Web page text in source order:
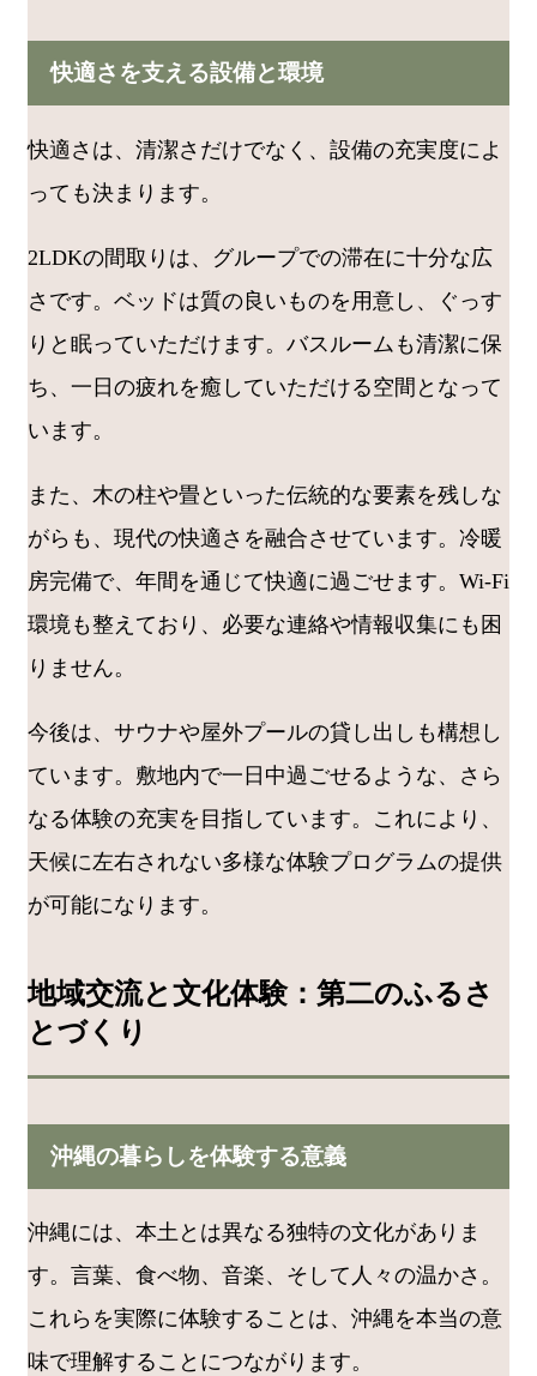
快適さを支える設備と環境
快適さは、清潔さだけでなく、設備の充実度によ
っても決まります。
2LDKの間取りは、グループでの滞在に十分な広
さです。ベッドは質の良いものを用意し、ぐっす
りと眠っていただけます。バスルームも清潔に保
ち、一日の疲れを癒していただける空間となって
います。
また、木の柱や畳といった伝統的な要素を残しな
がらも、現代の快適さを融合させています。冷暖
房完備で、年間を通じて快適に過ごせます。Wi-Fi
環境も整えており、必要な連絡や情報収集にも困
りません。
今後は、サウナや屋外プールの貸し出しも構想し
ています。敷地内で一日中過ごせるような、さら
なる体験の充実を目指しています。これにより、
天候に左右されない多様な体験プログラムの提供
が可能になります。
地域交流と文化体験：第二のふるさ
とづくり
沖縄の暮らしを体験する意義
沖縄には、本土とは異なる独特の文化がありま
す。言葉、食べ物、音楽、そして人々の温かさ。
これらを実際に体験することは、沖縄を本当の意
味で理解することにつながります。